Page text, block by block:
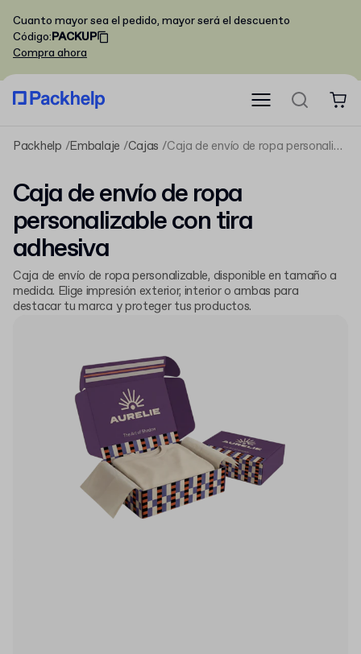
Cuanto mayor sea el pedido, mayor será el descuento
Código:PACKUP
Compra ahora
Packhelp Embalaje Cajas Caja de envío de ropa personalizable con tira adhesiva
Caja de envío de ropa
personalizable con tira
adhesiva
Caja de envío de ropa personalizable, disponible en tamaño a
medida. Elige impresión exterior, interior o ambas para
destacar tu marca y proteger tus productos.